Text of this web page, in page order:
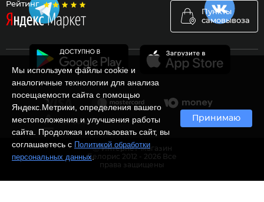
Рейтинг
Пункты
самовывоза
Мы используем файлы cookie и
аналогичные технологии для анализа
посещаемости сайта с помощью
Яндекс.Метрики, определения вашего
местоположения и улучшения работы
сайта. Продолжая использовать сайт, вы
соглашаетесь с Политикой обработки
персональных данных.
Принимаю
Ⓒ Интернет-магазин
Белорис 2012 - 2026 Все
права защищены